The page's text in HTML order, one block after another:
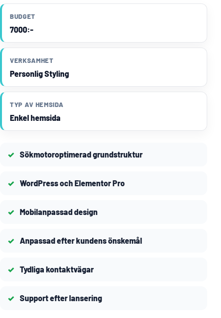
BUDGET
7000:-
VERKSAMHET
Personlig Styling
TYP AV HEMSIDA
Enkel hemsida
Sökmotoroptimerad grundstruktur
WordPress och Elementor Pro
Mobilanpassad design
Anpassad efter kundens önskemål
Tydliga kontaktvägar
Support efter lansering